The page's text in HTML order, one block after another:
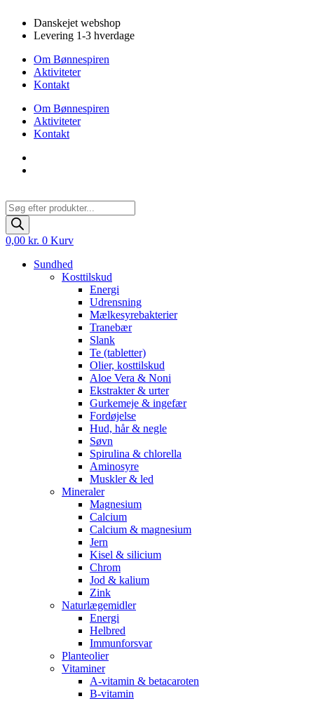
indhold
Danskejet webshop
Levering 1-3 hverdage
Om Bønnespiren
Aktiviteter
Kontakt
Om Bønnespiren
Aktiviteter
Kontakt
Products
search
0,00 kr. 0 Kurv
Sundhed
Kosttilskud
Energi
Udrensning
Mælkesyrebakterier
Tranebær
Slank
Te (tabletter)
Olier, kosttilskud
Aloe Vera & Noni
Ekstrakter & urter
Gurkemeje & ingefær
Fordøjelse
Hud, hår & negle
Søvn
Spirulina & chlorella
Aminosyre
Muskler & led
Mineraler
Magnesium
Calcium
Calcium & magnesium
Jern
Kisel & silicium
Chrom
Jod & kalium
Zink
Naturlægemidler
Energi
Helbred
Immunforsvar
Planteolier
Vitaminer
A-vitamin & betacaroten
B-vitamin